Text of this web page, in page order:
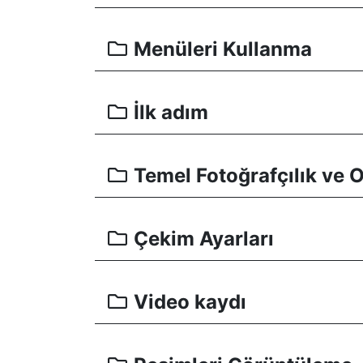
Menüleri Kullanma
İlk adım
Temel Fotoğrafçılık ve
Çekim Ayarları
Video kaydı